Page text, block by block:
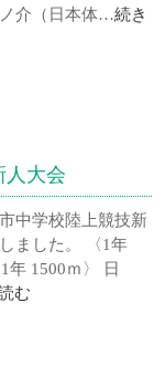
介（日本体…続き
大会
中学校陸上競技新
ました。 〈1年
1500ｍ〉 日
む